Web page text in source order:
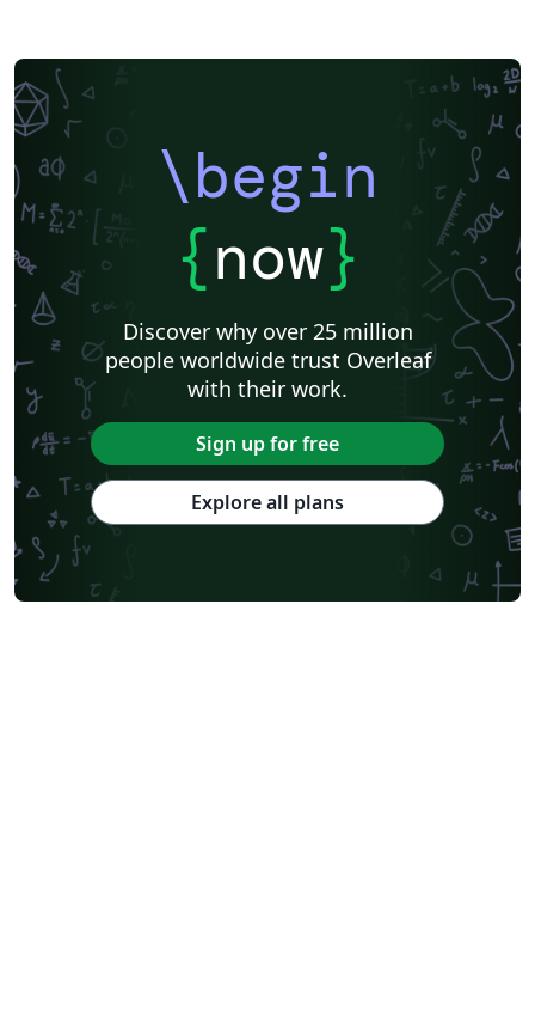
\begin
{now}
Discover why over 25 million
people worldwide trust Overleaf
with their work.
Sign up for free
Explore all plans